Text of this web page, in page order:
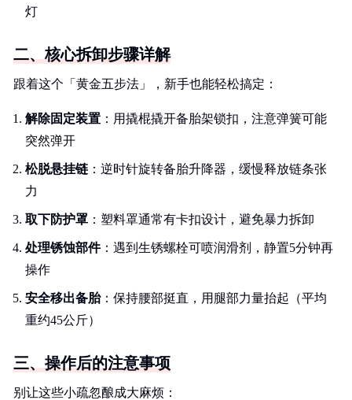
灯
二、核心拆卸步骤详解
跟着这个「黄金五步法」，新手也能轻松搞定：
解除固定装置 ：用撬棍撬开备胎架锁扣，注意弹簧可能
突然弹开
松脱悬挂链 ：逆时针旋转备胎升降器，缓慢释放链条张
力
取下防护罩 ：塑料罩通常有卡扣设计，避免暴力拆卸
处理锈蚀部件：遇到生锈螺栓可喷润滑剂，静置5分钟再
操作
安全移出备胎：保持腰部挺直，用腿部力量抬起（平均
重约45公斤）
三、操作后的注意事项
别让这些小疏忽酿成大麻烦：